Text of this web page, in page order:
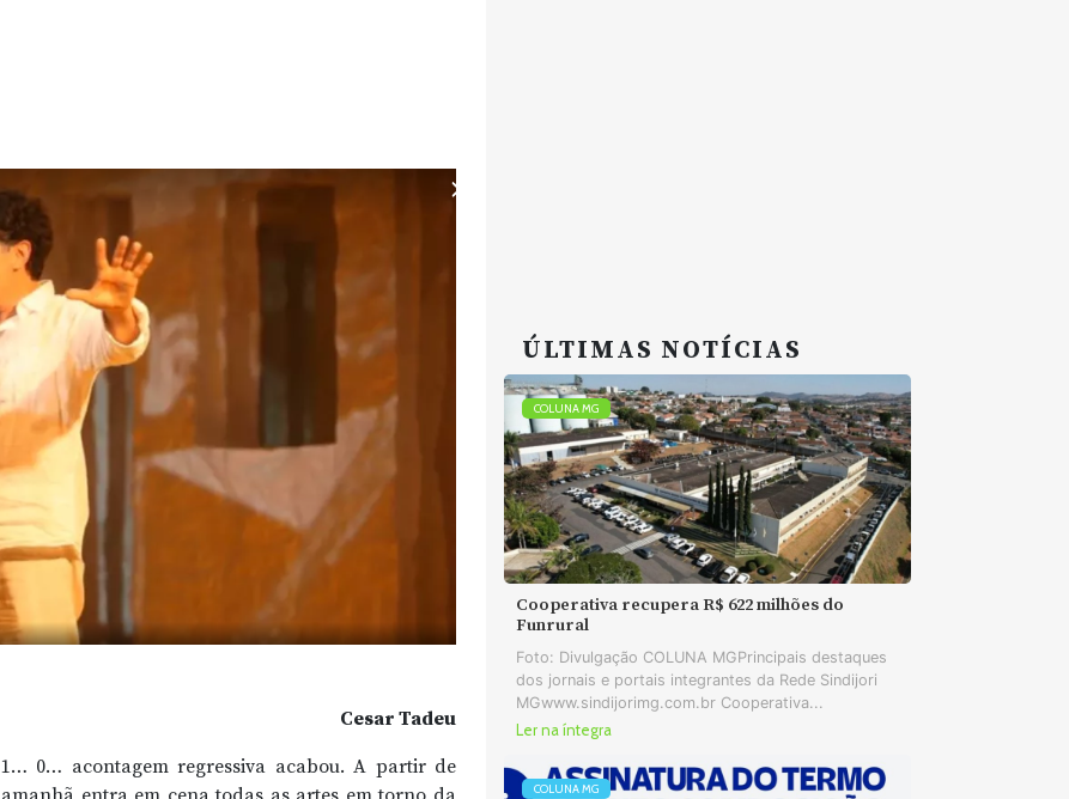
Cesar Tadeu
1… 0… acontagem regressiva acabou. A partir de
ÚLTIMAS NOTÍCIAS
COLUNA MG
Cooperativa recupera R$ 622 milhões do
Funrural
Foto: Divulgação COLUNA MGPrincipais destaques
dos jornais e portais integrantes da Rede Sindijori
MGwww.sindijorimg.com.br Cooperativa...
Ler na íntegra
COLUNA MG